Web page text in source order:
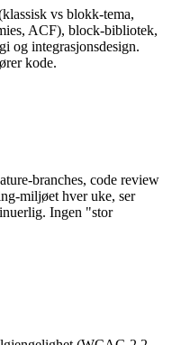
vs blokk-tema,
ACF), block-bibliotek,
og integrasjons­design.
kode.
branches, code review
miljøet hver uke, ser
Ingen "stor